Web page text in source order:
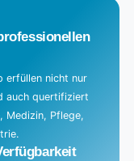
erfüllen nicht nur
auch quertifiziert
Medizin, Pflege,